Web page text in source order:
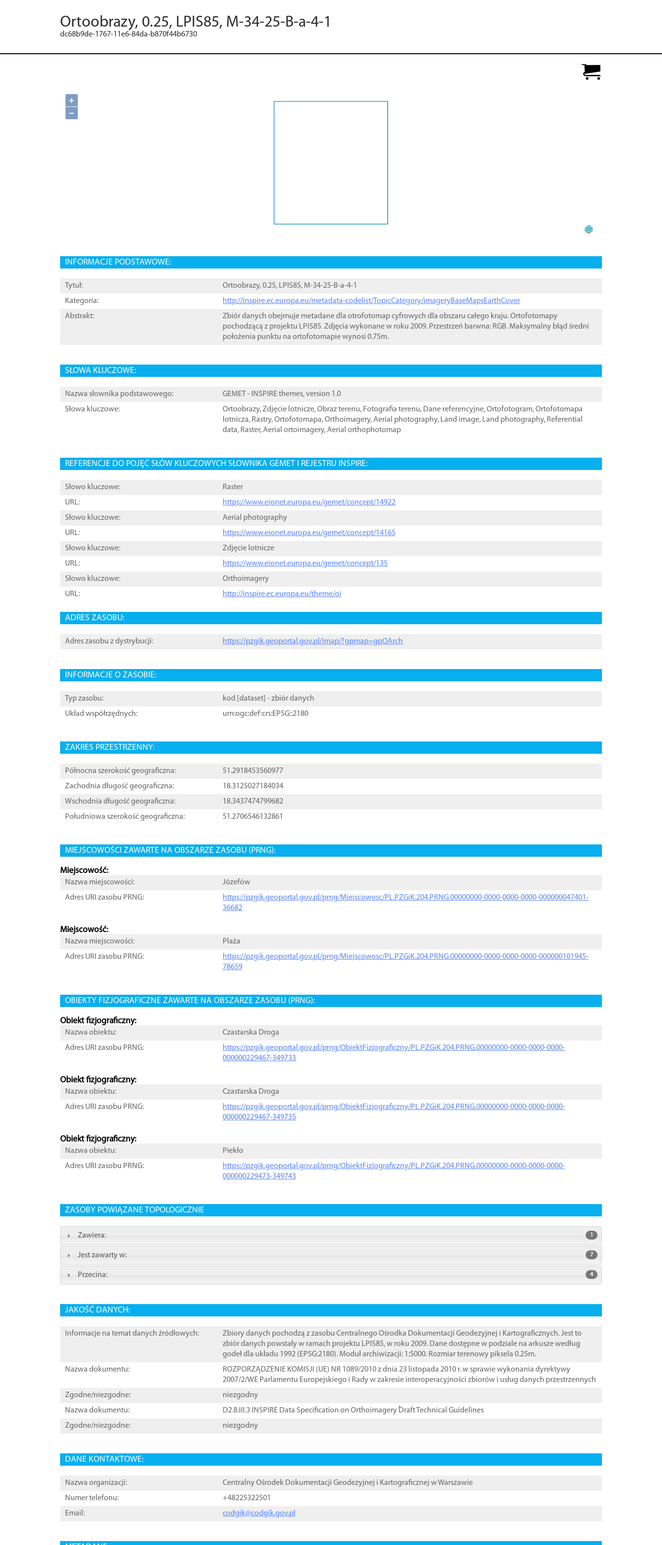
Ortoobrazy, 0.25, LPIS85, M-34-25-B-a-4-1
dc68b9de-1767-11e6-84da-b870f44b6730
+
−
INFORMACJE PODSTAWOWE:
Tytuł:
Ortoobrazy, 0.25, LPIS85, M-34-25-B-a-4-1
Kategoria:
http://inspire.ec.europa.eu/metadata-codelist/TopicCategory/imageryBaseMapsEarthCover
Abstrakt:
Zbiór danych obejmuje metadane dla otrofotomap cyfrowych dla obszaru całego kraju. Ortofotomapy
pochodzącą z projektu LPIS85. Zdjęcia wykonane w roku 2009. Przestrzeń barwna: RGB. Maksymalny błąd średni
położenia punktu na ortofotomapie wynosi 0.75m.
SŁOWA KLUCZOWE:
Nazwa słownika podstawowego:
GEMET - INSPIRE themes, version 1.0
Słowa kluczowe:
Ortoobrazy,Zdjęcie lotnicze,Obraz terenu, Fotografia terenu, Dane referencyjne,Ortofotogram,Ortofotomapa
lotnicza, Rastry,Ortofotomapa,Orthoimagery,Aerial photography, Land image, Land photography, Referential
data, Raster,Aerial ortoimagery,Aerial orthophotomap
REFERENCJE DO POJĘĆ SŁÓW KLUCZOWYCH SŁOWNIKA GEMET I REJESTRU INSPIRE:
Słowo kluczowe:
Raster
URL:
https://www.eionet.europa.eu/gemet/concept/14922
Słowo kluczowe:
Aerial photography
URL:
https://www.eionet.europa.eu/gemet/concept/14165
Słowo kluczowe:
Zdjęcie lotnicze
URL:
https://www.eionet.europa.eu/gemet/concept/135
Słowo kluczowe:
Orthoimagery
URL:
http://inspire.ec.europa.eu/theme/oi
ADRES ZASOBU:
Adres zasobu z dystrybucji: https://pzgik.geoportal.gov.pl/imap/?gpmap=gpOArch
INFORMACJE O ZASOBIE:
Typ zasobu: kod [ dataset ] - zbiór danych
Układ współrzędnych:
urn:ogc:def:crs:EPSG::2180
ZAKRES PRZESTRZENNY:
Północna szerokość geograficzna:
51.2918453560977
Zachodnia długość geograficzna:
18.3125027184034
Wschodnia długość geograficzna:
18.3437474799682
Południowa szerokość geograficzna:
51.2706546132861
MIEJSCOWOŚCI ZAWARTE NA OBSZARZE ZASOBU (PRNG):
Miejscowość:
Nazwa miejscowości:
Józefów
Adres URI zasobu PRNG:
https://pzgik.geoportal.gov.pl/prng/Miejscowosc/PL.PZGiK.204.PRNG.00000000-0000-0000-0000-000000047401-
36682
Miejscowość:
Nazwa miejscowości:
Plaża
Adres URI zasobu PRNG:
https://pzgik.geoportal.gov.pl/prng/Miejscowosc/PL.PZGiK.204.PRNG.00000000-0000-0000-0000-000000101945-
78659
OBIEKTY FIZJOGRAFICZNE ZAWARTE NA OBSZARZE ZASOBU (PRNG):
Obiekt fizjograficzny:
Nazwa obiektu:
Czastarska Droga
Adres URI zasobu PRNG:
https://pzgik.geoportal.gov.pl/prng/ObiektFizjograficzny/PL.PZGiK.204.PRNG.00000000-0000-0000-0000-
000000229467-349733
Obiekt fizjograficzny:
Nazwa obiektu:
Czastarska Droga
Adres URI zasobu PRNG:
https://pzgik.geoportal.gov.pl/prng/ObiektFizjograficzny/PL.PZGiK.204.PRNG.00000000-0000-0000-0000-
000000229467-349735
Obiekt fizjograficzny:
Nazwa obiektu:
Piekło
Adres URI zasobu PRNG:
https://pzgik.geoportal.gov.pl/prng/ObiektFizjograficzny/PL.PZGiK.204.PRNG.00000000-0000-0000-0000-
000000229473-349743
ZASOBY POWIĄZANE TOPOLOGICZNIE
Zawiera: 1
Jest zawarty w: 7
Przecina: 4
JAKOŚĆ DANYCH:
Informacje na temat danych źródłowych:
Zbiory danych pochodzą z zasobu Centralnego Ośrodka Dokumentacji Geodezyjnej i Kartograficznych. Jest to
zbiór danych powstały w ramach projektu LPIS85, w roku 2009. Dane dostępne w podziale na arkusze według
godeł dla układu 1992 (EPSG:2180). Moduł archiwizacji: 1:5000. Rozmiar terenowy piksela 0.25m.
Nazwa dokumentu:
ROZPORZĄDZENIE KOMISJI (UE) NR 1089/2010 z dnia 23 listopada 2010 r. w sprawie wykonania dyrektywy
2007/2/WE Parlamentu Europejskiego i Rady w zakresie interoperacyjności zbiorów i usług danych przestrzennych
Zgodne/niezgodne:
niezgodny
Nazwa dokumentu:
D2.8.III.3 INSPIRE Data Specification on Orthoimagery ֠Draft Technical Guidelines
Zgodne/niezgodne:
niezgodny
DANE KONTAKTOWE:
Nazwa organizacji:
Centralny Ośrodek Dokumentacji Geodezyjnej i Kartograficznej w Warszawie
Numer telefonu:
+48225322501
Email:
codgik@codgik.gov.pl